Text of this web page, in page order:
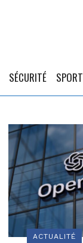
SÉCURITÉ SPORT
ACTUALITÉ